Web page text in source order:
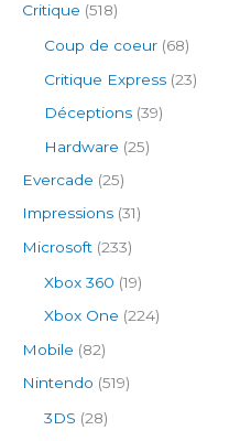
Critique (518)
Coup de coeur (68)
Critique Express (23)
Déceptions (39)
Hardware (25)
Evercade (25)
Impressions (31)
Microsoft (233)
Xbox 360 (19)
Xbox One (224)
Mobile (82)
Nintendo (519)
3DS (28)